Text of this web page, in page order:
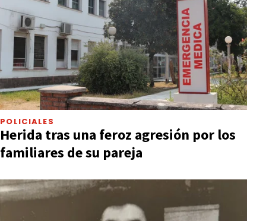
POLICIALES
Herida tras una feroz agresión por los
familiares de su pareja